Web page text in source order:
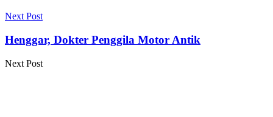
Next Post
Henggar, Dokter Penggila Motor Antik
Next Post